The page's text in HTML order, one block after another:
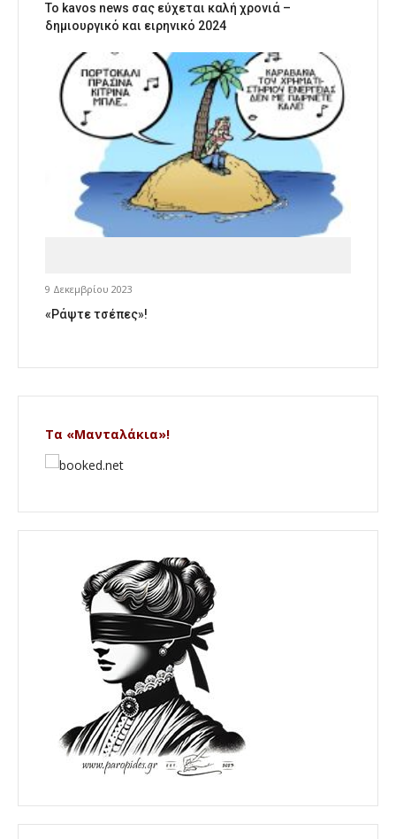
Το kavos news σας εύχεται καλή χρονιά –
δημιουργικό και ειρηνικό 2024
9 Δεκεμβρίου 2023
«Ράψτε τσέπες»!
Τα «Μανταλάκια»!